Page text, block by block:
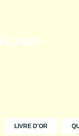
LIVRE D'OR